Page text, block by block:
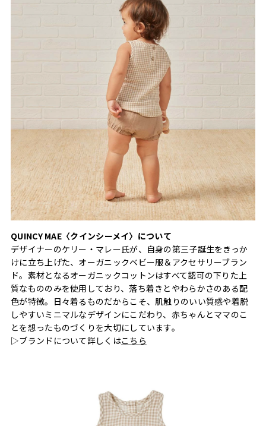
QUINCY MAE〈クインシーメイ〉について
デザイナーのケリー・マレー氏が、自身の第三子誕生をきっか
けに立ち上げた、オーガニックベビー服＆アクセサリーブラン
ド。素材となるオーガニックコットンはすべて認可の下りた上
質なもののみを使用しており、落ち着きとやわらかさのある配
色が特徴。日々着るものだからこそ、肌触りのいい質感や着脱
しやすいミニマルなデザインにこだわり、赤ちゃんとママのこ
とを想ったものづくりを大切にしています。
▷ブランドについて詳しくはこちら